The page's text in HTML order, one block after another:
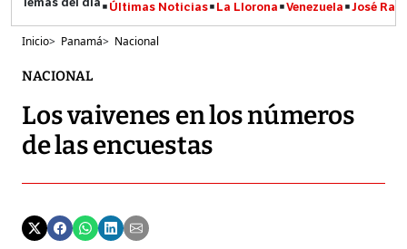
Últimas Noticias La Llorona Venezuela José
Inicio> Panamá> Nacional
NACIONAL
Los vaivenes en los números
de las encuestas